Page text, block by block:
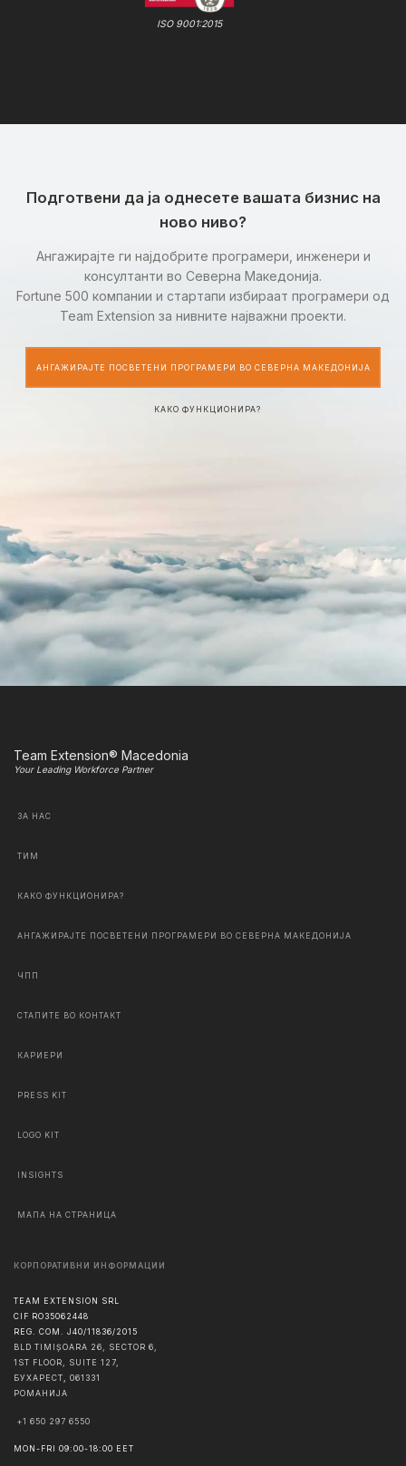
ISO 9001:2015
Подготвени да ја однесете вашата бизнис на
ново ниво?
Ангажирајте ги најдобрите програмери, инженери и
консултанти во Северна Македонија.
Fortune 500 компании и стартапи избираат програмери од
Team Extension за нивните најважни проекти.
АНГАЖИРАЈТЕ ПОСВЕТЕНИ ПРОГРАМЕРИ ВО СЕВЕРНА МАКЕДОНИЈА
КАКО ФУНКЦИОНИРА?
Team Extension® Macedonia
Your Leading Workforce Partner
ЗА НАС
ТИМ
КАКО ФУНКЦИОНИРА?
АНГАЖИРАЈТЕ ПОСВЕТЕНИ ПРОГРАМЕРИ ВО СЕВЕРНА МАКЕДОНИЈА
ЧПП
СТАПИТЕ ВО КОНТАКТ
КАРИЕРИ
PRESS KIT
LOGO KIT
INSIGHTS
МАПА НА СТРАНИЦА
КОРПОРАТИВНИ ИНФОРМАЦИИ
TEAM EXTENSION SRL
CIF RO35062448
REG. COM. J40/11836/2015
BLD TIMIȘOARA 26, SECTOR 6,
1ST FLOOR, SUITE 127,
БУХАРЕСТ, 061331
РОМАНИЈА
+1 650 297 6550
MON-FRI 09:00-18:00 EET